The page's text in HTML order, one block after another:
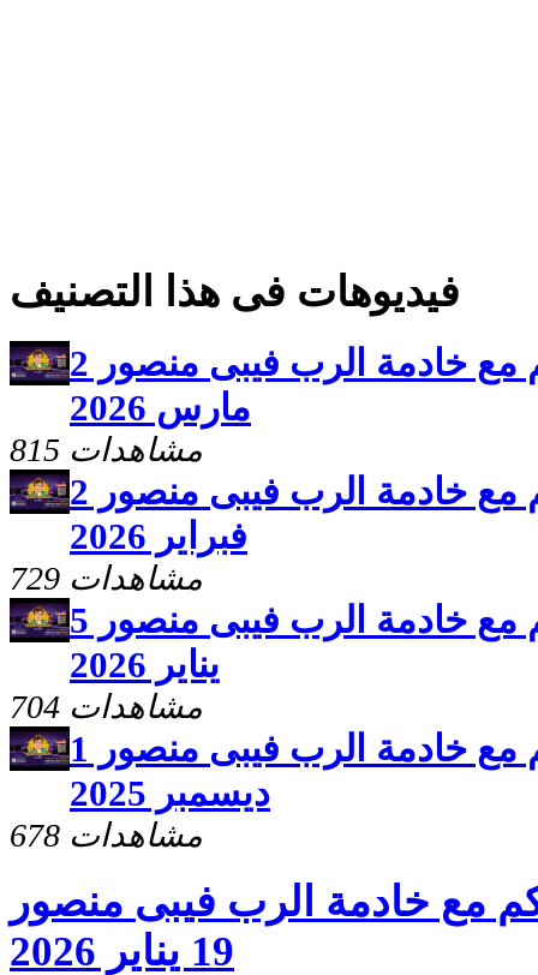
فيديوهات فى هذا التصنيف
برنامج سلامى اعطيكم مع خادمة الرب فيبى منصور 2
مارس 2026
815 مشاهدات
برنامج سلامى اعطيكم مع خادمة الرب فيبى منصور 2
فبراير 2026
729 مشاهدات
برنامج سلامى اعطيكم مع خادمة الرب فيبى منصور 5
يناير 2026
704 مشاهدات
برنامج سلامى اعطيكم مع خادمة الرب فيبى منصور 1
ديسمبر 2025
678 مشاهدات
مع خادمة الرب فيبى منصور
19 يناير 2026